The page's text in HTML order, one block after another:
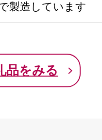
製造しています
品をみる